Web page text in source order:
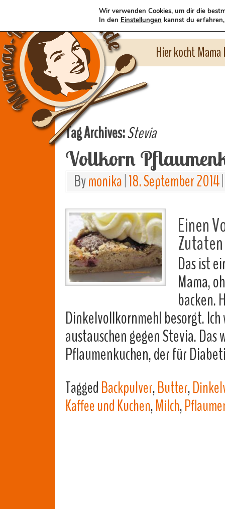
Hier kocht
Tag Archives:Stevia
Vollkorn
Bymonika 18. September 2014
Einen
Das ist
Mama,
backen.
Dinkelvollkornmehl besorgt.
austauschen gegen Stevia.
Pflaumenkuchen, der für
TaggedBackpulver,Butter,
Kaffee und Kuchen,Milch,
Wir verwenden Cookies, um dir die
In den Einstellungen kannst du